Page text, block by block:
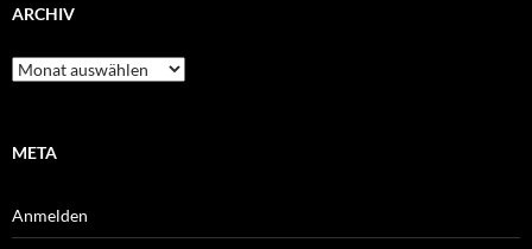
ARCHIV
Archiv
META
Anmelden